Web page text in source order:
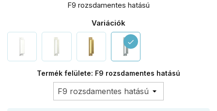
F9 rozsdamentes hatású
Variációk
check
Termék felülete: F9 rozsdamentes hatású